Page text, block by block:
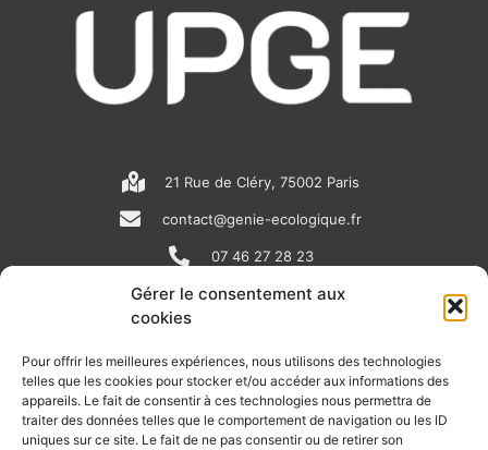
Gérer le consentement aux
cookies
Pour offrir les meilleures expériences, nous utilisons des technologies
telles que les cookies pour stocker et/ou accéder aux informations des
appareils. Le fait de consentir à ces technologies nous permettra de
traiter des données telles que le comportement de navigation ou les ID
uniques sur ce site. Le fait de ne pas consentir ou de retirer son
21 Rue de Cléry, 75002 Paris
contact@genie-ecologique.fr
07 46 27 28 23
N
e
w
s
i
n
k
o
u
t
RECEVOIR L'ACTU DE LA FILIÈRE